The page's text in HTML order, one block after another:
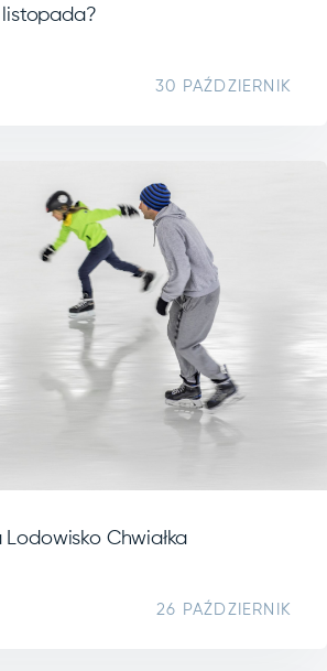
listopada?
30 PAŹDZIERNIK
Lodowisko Chwiałka
26 PAŹDZIERNIK